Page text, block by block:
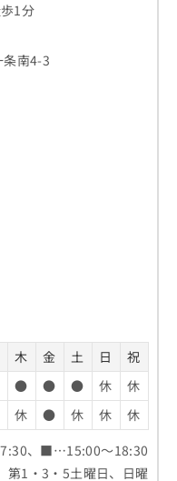
1分
条南4-3
木 金 土 日
祝
● ● ● 休
休
休 ● 休 休
休
、■…15:00～18:30
第1・3・5土曜日、日曜